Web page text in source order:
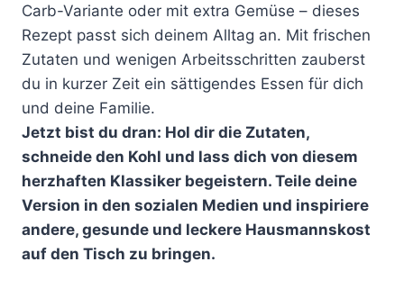
Carb-Variante oder mit extra Gemüse – dieses
Rezept passt sich deinem Alltag an. Mit frischen
Zutaten und wenigen Arbeitsschritten zauberst
du in kurzer Zeit ein sättigendes Essen für dich
und deine Familie.
Jetzt bist du dran: Hol dir die Zutaten,
schneide den Kohl und lass dich von diesem
herzhaften Klassiker begeistern. Teile deine
Version in den sozialen Medien und inspiriere
andere, gesunde und leckere Hausmannskost
auf den Tisch zu bringen.